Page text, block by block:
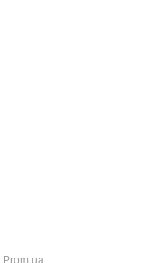
Prom.ua